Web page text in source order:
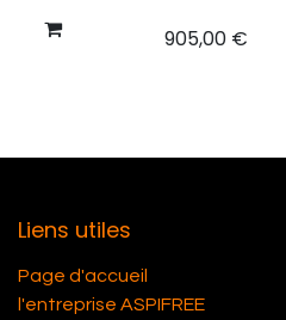
905,00€
Liens utiles
Page d'accueil
l'entreprise ASPIFREE